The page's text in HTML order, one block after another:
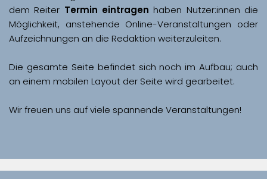
dem Reiter Termin eintragen haben Nutzer:innen die
Möglichkeit, anstehende Online-Veranstaltungen oder
Aufzeichnungen an die Redaktion weiterzuleiten.
Die gesamte Seite befindet sich noch im Aufbau; auch
Wir freuen uns auf viele spannende Veranstaltungen!